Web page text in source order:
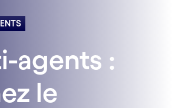
agents :
le